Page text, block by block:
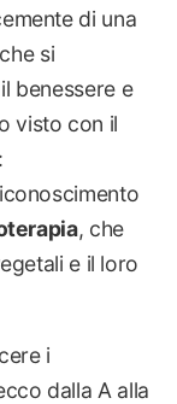
di una
si
benessere e
visto con il
:
, che
e il loro
i
dalla A alla